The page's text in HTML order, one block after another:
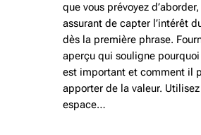
que vous prévoyez
assurant de capter l’intérêt
dès la première phrase.
aperçu qui souligne
est important et comment il
apporter de la valeur.
espace…